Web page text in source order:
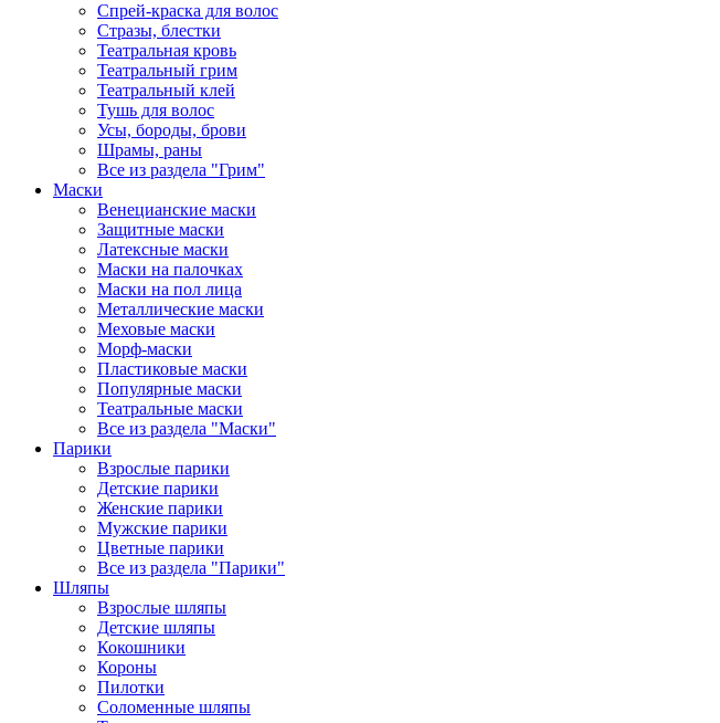
Спрей-краска для волос
Стразы, блестки
Театральная кровь
Театральный грим
Театральный клей
Тушь для волос
Усы, бороды, брови
Шрамы, раны
Все из раздела "Грим"
Маски
Венецианские маски
Защитные маски
Латексные маски
Маски на палочках
Маски на пол лица
Металлические маски
Меховые маски
Морф-маски
Пластиковые маски
Популярные маски
Театральные маски
Все из раздела "Маски"
Парики
Взрослые парики
Детские парики
Женские парики
Мужские парики
Цветные парики
Все из раздела "Парики"
Шляпы
Взрослые шляпы
Детские шляпы
Кокошники
Короны
Пилотки
Соломенные шляпы